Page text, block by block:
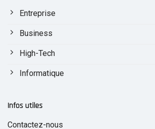
Entreprise
Business
High-Tech
Informatique
Infos utiles
Contactez-nous